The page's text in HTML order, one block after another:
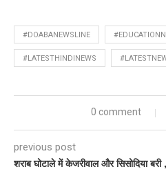
#DOABANEWSLINE
#LATESTHINDINEWS
0 comment
previous post
शराब घोटाले में केजरीवाल और सिसोदिया